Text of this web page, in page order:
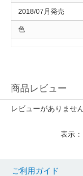
2018/07月発売
色
商品レビュー
レビューがありませ
表示
ご利用ガイド